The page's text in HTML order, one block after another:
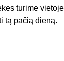
turime vietoje
tą pačią dieną.